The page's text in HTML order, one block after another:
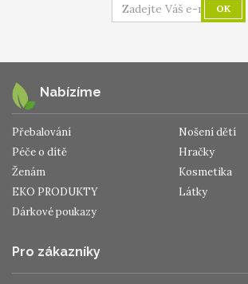
OK
Nabízíme
Přebalování
Nošení dětí
Péče o dítě
Hračky
Ženám
Kosmetika
EKO PRODUKTY
Látky
Dárkové poukazy
Pro zákazníky